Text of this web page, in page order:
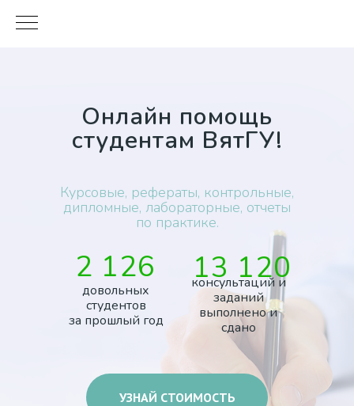
Онлайн помощь
студентам ВятГУ!
Курсовые, рефераты, контрольные,
дипломные, лабораторные, отчеты
по практике.
УЗНАЙ СТОИМОСТЬ
2 126
довольных
студентов
за прошлый год
13 120
консультаций и
заданий
выполнено и
сдано